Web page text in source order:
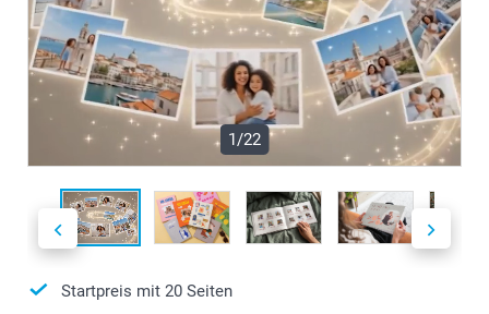
1/22
Startpreis mit 20 Seiten